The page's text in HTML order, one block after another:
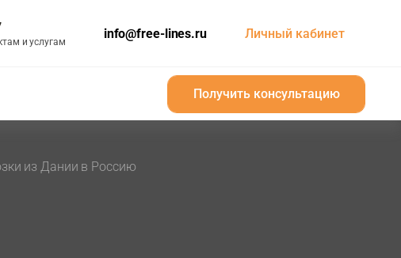
и услугам
info@free-lines.ru Личный кабинет
Получить консультацию
Получить консультацию
из Дании в Россию